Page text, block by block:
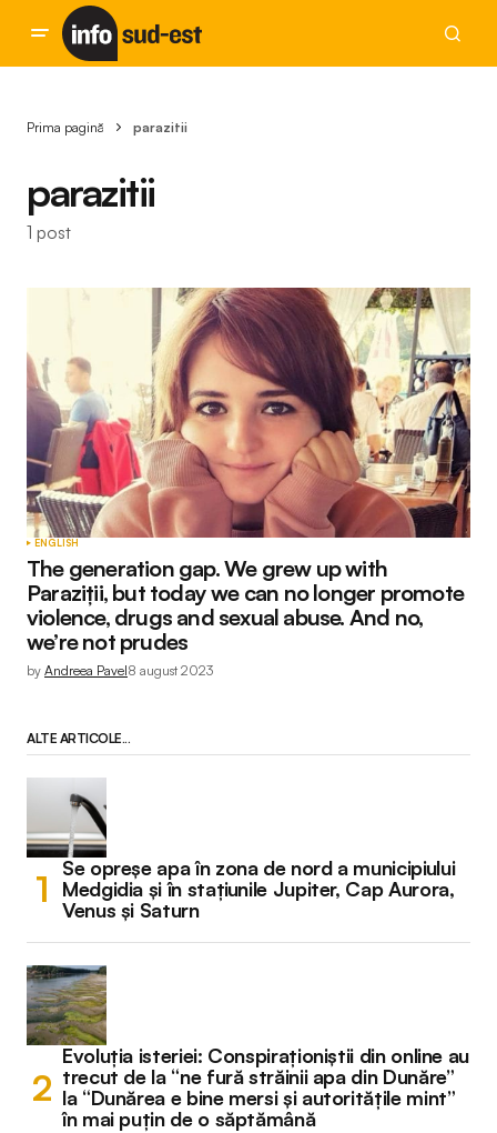
Prima pagină parazitii
parazitii
1 post
ENGLISH
The generation gap. We grew up with
Paraziții, but today we can no longer promote
violence, drugs and sexual abuse. And no,
we’re not prudes
by Andreea Pavel8 august 2023
ALTE ARTICOLE...
Se opreșe apa în zona de nord a municipiului
Medgidia și în stațiunile Jupiter, Cap Aurora,
Venus și Saturn
Evoluția isteriei: Conspiraționiștii din online au
trecut de la “ne fură străinii apa din Dunăre”
la “Dunărea e bine mersi și autoritățile mint”
în mai puțin de o săptămână